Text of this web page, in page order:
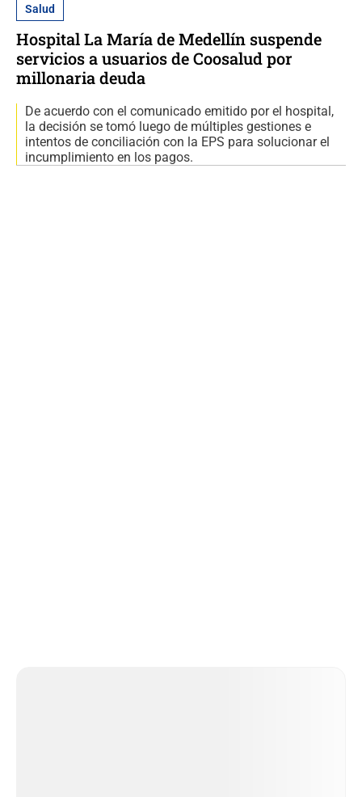
Salud
Hospital La María de Medellín suspende
servicios a usuarios de Coosalud por
millonaria deuda
De acuerdo con el comunicado emitido por el hospital,
la decisión se tomó luego de múltiples gestiones e
intentos de conciliación con la EPS para solucionar el
incumplimiento en los pagos.